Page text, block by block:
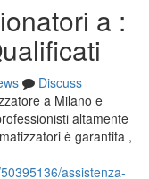
a :
Discuss
a Milano e
altamente
è garantita ,
assistenza-